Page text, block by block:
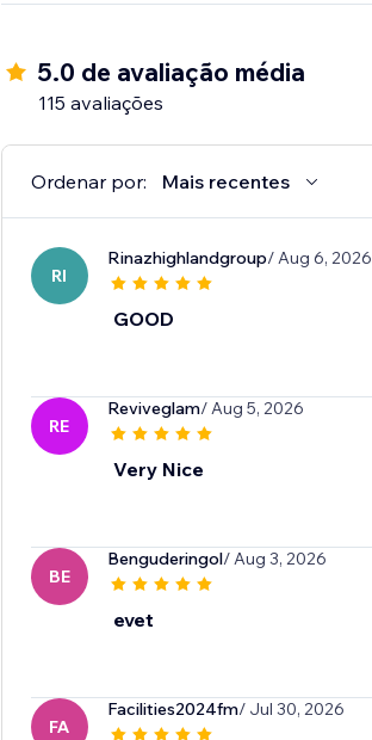
5.0 de avaliação média
115 avaliações
Ordenar por: Mais recentes
RI
Rinazhighlandgroup/ Aug 6, 2026
GOOD
RE
Reviveglam/ Aug 5, 2026
Very Nice
BE
Benguderingol/ Aug 3, 2026
evet
FA
Facilities2024fm/ Jul 30, 2026